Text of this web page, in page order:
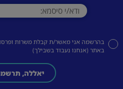
בהרשמה אני מאשר/ת קבלת משרות
באתר (אנחנו נעבוד בשבילך)
יאללה,